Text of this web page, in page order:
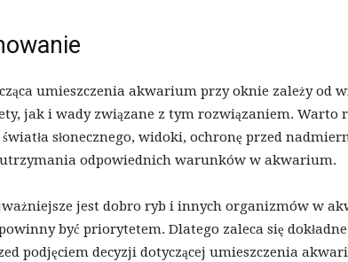
umieszczenia akwarium przy oknie zależy od
jak i wady związane z tym rozwiązaniem. Warto
słonecznego, widoki, ochronę przed
utrzymania odpowiednich warunków w akwarium.
jest dobro ryb i innych organizmów w
być priorytetem. Dlatego zaleca się
podjęciem decyzji dotyczącej umieszczenia